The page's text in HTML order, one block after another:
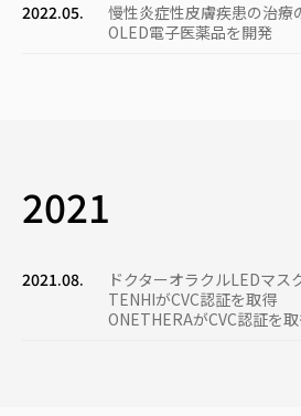
2022.05.
慢性炎症性皮膚疾患の治療
OLED電子医薬品を開発
2021
2021.08.
ドクターオラクルLEDマス
TENHIがCVC認証を取得
ONETHERAがCVC認証を